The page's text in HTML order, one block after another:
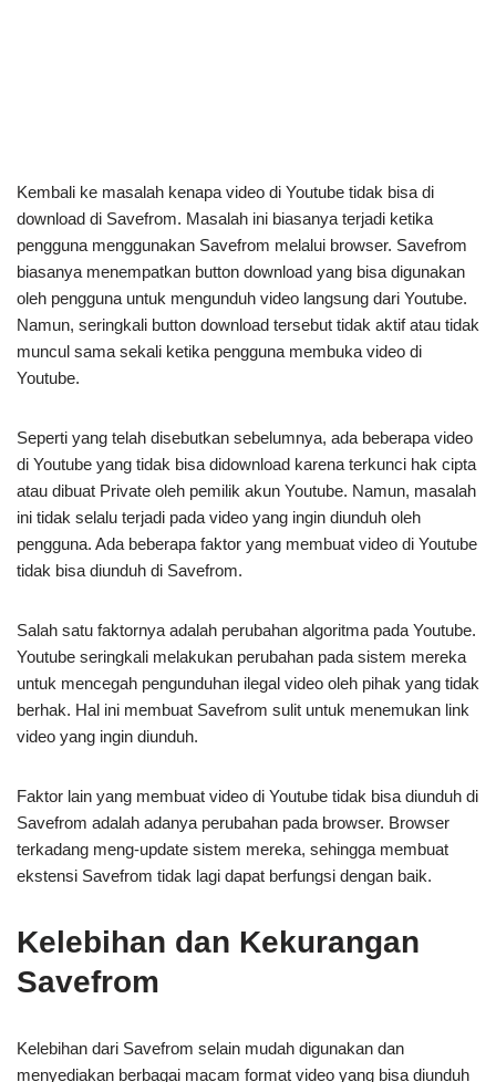
Kembali ke masalah kenapa video di Youtube tidak bisa di
download di Savefrom. Masalah ini biasanya terjadi ketika
pengguna menggunakan Savefrom melalui browser. Savefrom
biasanya menempatkan button download yang bisa digunakan
oleh pengguna untuk mengunduh video langsung dari Youtube.
Namun, seringkali button download tersebut tidak aktif atau tidak
muncul sama sekali ketika pengguna membuka video di
Youtube.
Seperti yang telah disebutkan sebelumnya, ada beberapa video
di Youtube yang tidak bisa didownload karena terkunci hak cipta
atau dibuat Private oleh pemilik akun Youtube. Namun, masalah
ini tidak selalu terjadi pada video yang ingin diunduh oleh
pengguna. Ada beberapa faktor yang membuat video di Youtube
tidak bisa diunduh di Savefrom.
Salah satu faktornya adalah perubahan algoritma pada Youtube.
Youtube seringkali melakukan perubahan pada sistem mereka
untuk mencegah pengunduhan ilegal video oleh pihak yang tidak
berhak. Hal ini membuat Savefrom sulit untuk menemukan link
video yang ingin diunduh.
Faktor lain yang membuat video di Youtube tidak bisa diunduh di
Savefrom adalah adanya perubahan pada browser. Browser
terkadang meng-update sistem mereka, sehingga membuat
ekstensi Savefrom tidak lagi dapat berfungsi dengan baik.
Kelebihan dan Kekurangan
Savefrom
Kelebihan dari Savefrom selain mudah digunakan dan
menyediakan berbagai macam format video yang bisa diunduh